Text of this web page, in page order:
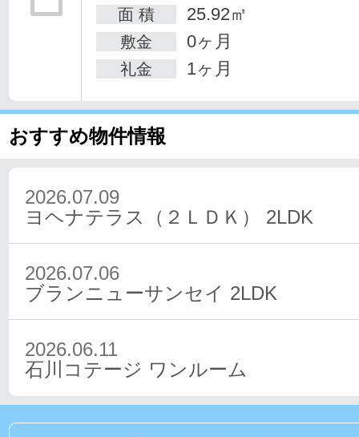
面 積 25.92㎡
敷金 0ヶ月
礼金 1ヶ月
おすすめ物件情報
2026.07.09
ヨヘナテラス（２ＬＤＫ）
2LDK
2026.07.06
ブランニューサンセイ 2LDK
2026.06.11
石川コテージ ワンルーム